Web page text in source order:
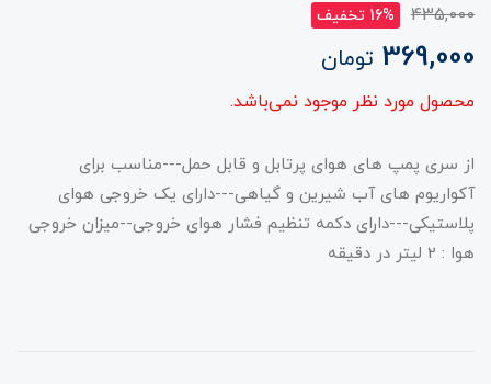
435,000 16% تخفیف
369,000 تومان
محصول مورد نظر موجود نمی‌باشد.
از سری پمپ های هوای پرتابل و قابل حمل---مناسب برای
آکواریوم های آب شیرین و گیاهی---دارای یک خروجی هوای
پلاستیکی---دارای دکمه تنظیم فشار هوای خروجی--میزان خروجی
هوا : 2 لیتر در دقیقه